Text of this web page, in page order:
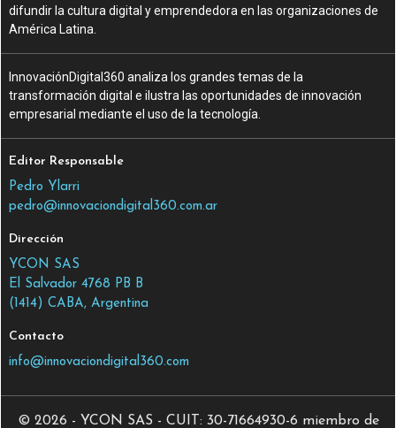
difundir la cultura digital y emprendedora en las organizaciones de
América Latina.
InnovaciónDigital360 analiza los grandes temas de la
transformación digital e ilustra las oportunidades de innovación
empresarial mediante el uso de la tecnología.
Editor Responsable
Pedro Ylarri
pedro@innovaciondigital360.com.ar
Dirección
YCON SAS
El Salvador 4768 PB B
(1414) CABA, Argentina
Contacto
info@innovaciondigital360.com
© 2026 - YCON SAS - CUIT: 30-71664930-6 miembro de